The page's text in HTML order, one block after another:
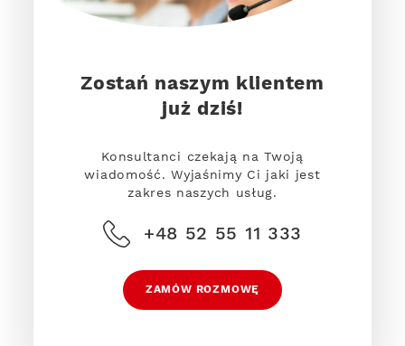
Zostań naszym klientem
już dziś!
Konsultanci czekają na Twoją
wiadomość. Wyjaśnimy Ci jaki jest
zakres naszych usług.
+48 52 55 11 333
ZAMÓW ROZMOWĘ